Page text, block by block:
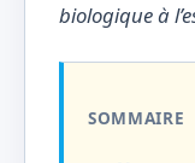
biologique à
SOMMAIRE